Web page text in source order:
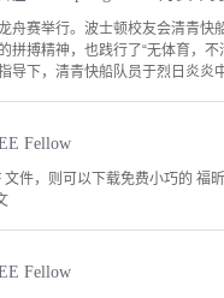
舟赛举行。波士顿校友会清青快
拼搏精神，也践行了“无体育，
导下，清青快船队员于烈日炎
Fellow
件，则可以下载免费小巧的 福
Fellow